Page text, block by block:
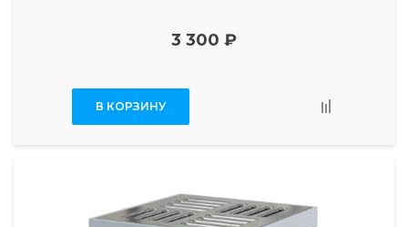
3 300 ₽
В КОРЗИНУ